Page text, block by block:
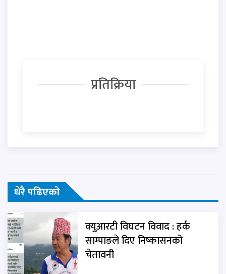
प्रतिक्रिया
धेरै पढिएको
क्युआरटी विघटन विवाद : हर्क
साम्पाङले दिए निष्कासनको
चेतावनी